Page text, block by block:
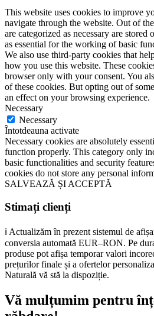
This website uses cookies to improve
navigate through the website. Out of
are categorized as necessary are stored
as essential for the working of basic
We also use third-party cookies that
how you use this website. These
browser only with your consent. You
of these cookies. But opting out of
an effect on your browsing experience.
Necessary
Necessary
Întotdeauna activate
Necessary cookies are absolutely
function properly. This category only
basic functionalities and security
cookies do not store any personal
SALVEAZĂ ȘI ACCEPTĂ
Stimați clienți
ℹ️ Actualizăm în prezent sistemul de
conversia automată EUR–RON. Pe
produse pot afișa temporar valori
prețurilor finale și a ofertelor
Naturală vă stă la dispoziție.
Vă mulțumim pentru